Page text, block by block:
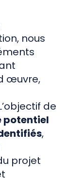
nous
œuvre,
de
potentiel
,
projet